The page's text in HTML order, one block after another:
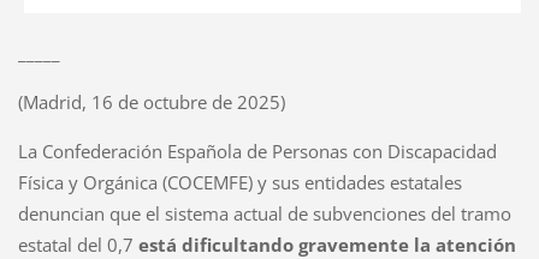
(Madrid, 16 de octubre de 2025)
La Confederación Española de Personas con Discapacidad
Física y Orgánica (COCEMFE) y sus entidades estatales
denuncian que el sistema actual de subvenciones del tramo
estatal del 0,7 está dificultando gravemente la atención